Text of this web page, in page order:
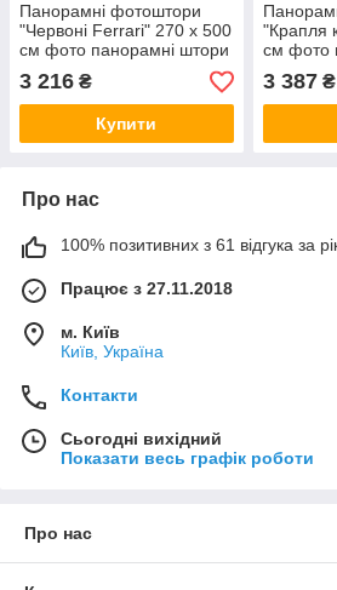
Панорамні фотоштори
"Червоні Ferrari" 270 х 500
см фото панорамні штори
VE
3 216 ₴
Купити
"Крапля
см фото
штори VE
3 387₴
Про нас
100% позитивних з 61 відгука за
Працює з 27.11.2018
м. Київ
Київ, Україна
Контакти
Сьогодні вихідний
Показати весь графік роботи
Про нас